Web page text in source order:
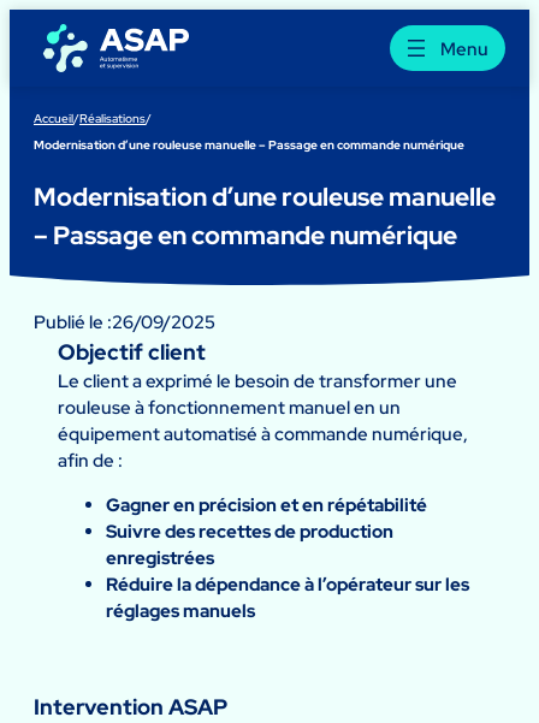
contenu
Menu
Accueil/Réalisations/
Modernisation d’une rouleuse manuelle – Passage en commande numérique
Modernisation d’une rouleuse manuelle
– Passage en commande numérique
Publié le :26/09/2025
Objectif client
Le client a exprimé le besoin de transformer une
rouleuse à fonctionnement manuel en un
équipement automatisé à commande numérique,
afin de :
Gagner en précision et en répétabilité
Suivre des recettes de production
enregistrées
Réduire la dépendance à l’opérateur sur les
réglages manuels
Intervention ASAP